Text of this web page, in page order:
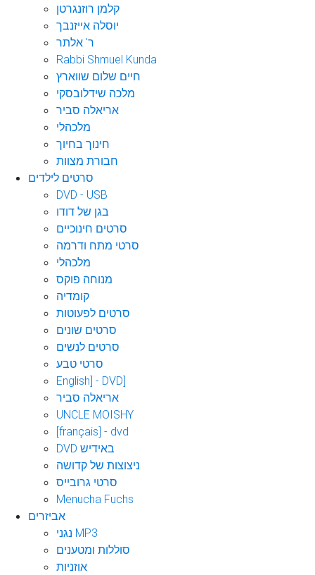
קלמן רוזנגרטן
יוסלה אייזנבך
ר' אלתר
Rabbi Shmuel Kunda
חיים שלום שווארץ
מלכה שידלובסקי
אריאלה סביר
מלכהלי
חינוך בחיוך
חבורת מצוות
סרטים לילדים
DVD - USB
בגן של דודו
סרטים חינוכיים
סרטי מתח ודרמה
מלכהלי
מנוחה פוקס
קומדיה
סרטים לפעוטות
סרטים שונים
סרטים לנשים
סרטי טבע
English] - DVD]
אריאלה סביר
UNCLE MOISHY
[français] - dvd
DVD באידיש
ניצוצות של קדושה
סרטי גרובייס
Menucha Fuchs
אביזרים
נגני MP3
סוללות ומטענים
אוזניות